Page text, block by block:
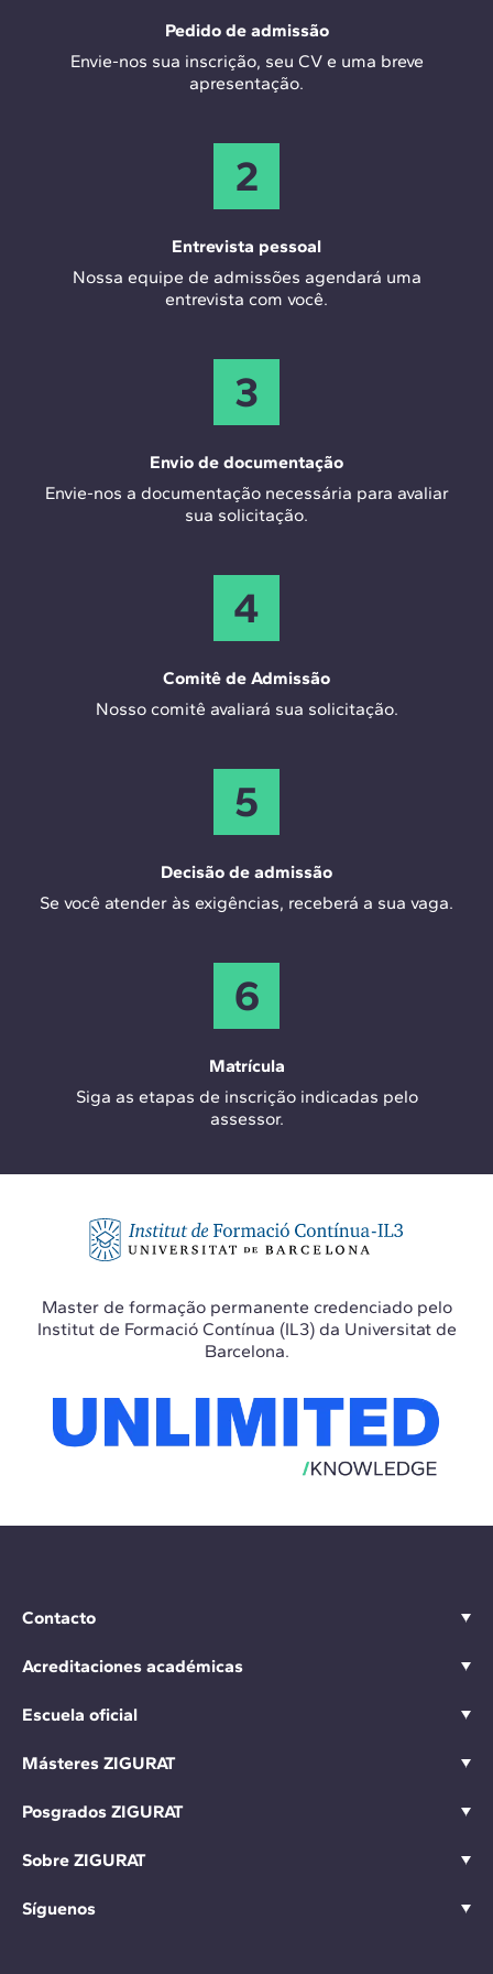
Pedido de admissão
Envie-nos sua inscrição, seu CV e uma breve
apresentação.
2
Entrevista pessoal
Nossa equipe de admissões agendará uma
entrevista com você.
3
Envio de documentação
Envie-nos a documentação necessária para avaliar
sua solicitação.
4
Comitê de Admissão
Nosso comitê avaliará sua solicitação.
5
Decisão de admissão
Se você atender às exigências, receberá a sua vaga.
6
Matrícula
Siga as etapas de inscrição indicadas pelo
assessor.
Master de formação permanente credenciado pelo
Institut de Formació Contínua (IL3) da Universitat de
Barcelona.
Contacto
Acreditaciones académicas
Escuela oficial
Másteres ZIGURAT
Posgrados ZIGURAT
Sobre ZIGURAT
Síguenos